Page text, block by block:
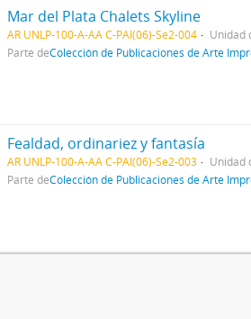
Mar del Plata Chalets Skyline
AR UNLP-100-A-AA C-PAI(06)-Se2-004 Unidad
Parte deColección de Publicaciones de Arte
Fealdad, ordinariez y fantasía
AR UNLP-100-A-AA C-PAI(06)-Se2-003 Unidad
Parte deColección de Publicaciones de Arte